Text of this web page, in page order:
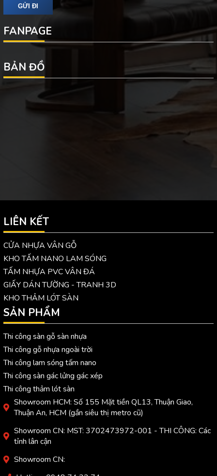
FANPAGE
BẢN ĐỒ
LIÊN KẾT
CỬA NHỰA VÂN GỖ
KHO TẤM NANO LAM SÓNG
TẤM NHỰA PVC VÂN ĐÁ
GIẤY DÁN TƯỜNG - TRANH 3D
KHO THẢM LÓT SÀN
SẢN PHẨM
Thi công sàn gỗ sàn nhựa
Thi công gỗ nhựa ngoài trời
Thi công lam sóng tấm nano
Thi công sàn gác lửng gác xép
Thi công thảm lót sàn
Showroom HCM: Số 155 Mặt tiền QL13, Thuận Giao,
Thuận An, HCM (gần siêu thị metro cũ)
Showroom CN: MST: 3702473972-001 - THI CÔNG: Các
tỉnh lân cận
Showroom CN: